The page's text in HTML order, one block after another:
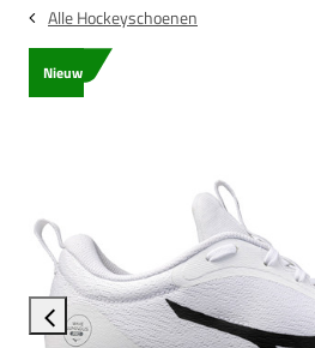
Alle Hockeyschoenen
Nieuw